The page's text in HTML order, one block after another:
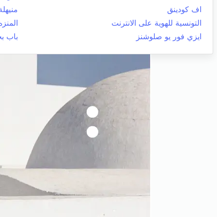
اف كودينق
التونسية للهوية على الانترنت
ايزي فور يو صلوشنز
باب